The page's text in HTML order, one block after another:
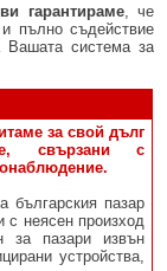
гарантираме, че
пълно съдействие
Вашата система за
за свой дълг
свързани с
българския пазар
с неясен произход
за пазари извън
устройства,